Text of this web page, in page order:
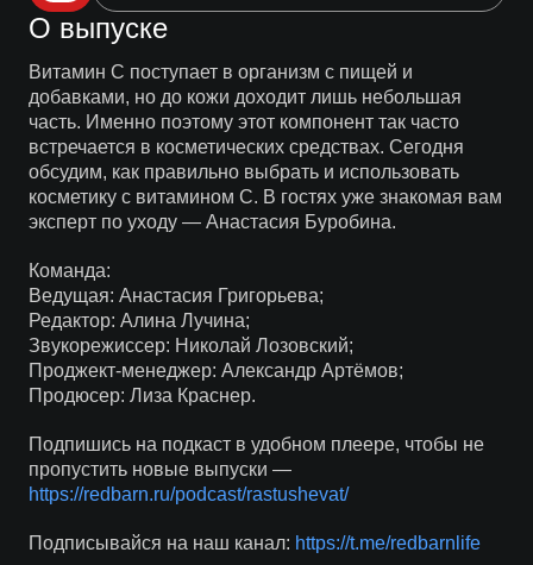
О выпуске
Витамин С поступает в организм с пищей и
добавками, но до кожи доходит лишь небольшая
часть. Именно поэтому этот компонент так часто
встречается в косметических средствах. Сегодня
обсудим, как правильно выбрать и использовать
косметику с витамином С. В гостях уже знакомая вам
эксперт по уходу — Анастасия Буробина.
Команда:
Ведущая: Анастасия Григорьева;
Редактор: Алина Лучина;
Звукорежиссер: Николай Лозовский;
Проджект-менеджер: Александр Артёмов;
Продюсер: Лиза Краснер.
Подпишись на подкаст в удобном плеере, чтобы не
пропустить новые выпуски —
https://redbarn.ru/podcast/rastushevat/
Подписывайся на наш канал: https://t.me/redbarnlife